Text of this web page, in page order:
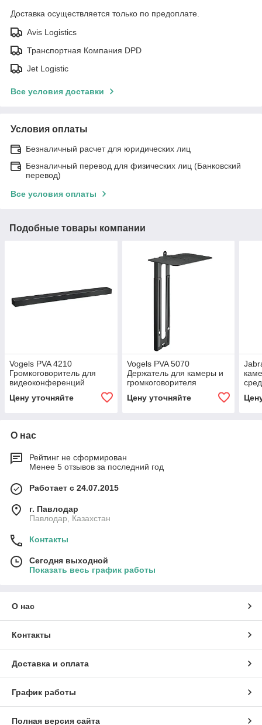
Доставка осуществляется только по предоплате.
Avis Logistics
Транспортная Компания DPD
Jet Logistic
Все условия доставки
Условия оплаты
Безналичный расчет для юридических лиц
Безналичный перевод для физических лиц (Банковский
перевод)
Все условия оплаты
Подобные товары компании
Vogels PVA 4210
Громкоговоритель для
видеоконференций
Цену уточняйте
Vogels PVA 5070
Держатель для камеры и
громкоговорителя
Цену уточняйте
О нас
Рейтинг не сформирован
Менее 5 отзывов за последний год
Работает с 24.07.2015
г. Павлодар
Павлодар, Казахстан
Контакты
Сегодня выходной
Показать весь график работы
О нас
Контакты
Доставка и оплата
График работы
Полная версия сайта